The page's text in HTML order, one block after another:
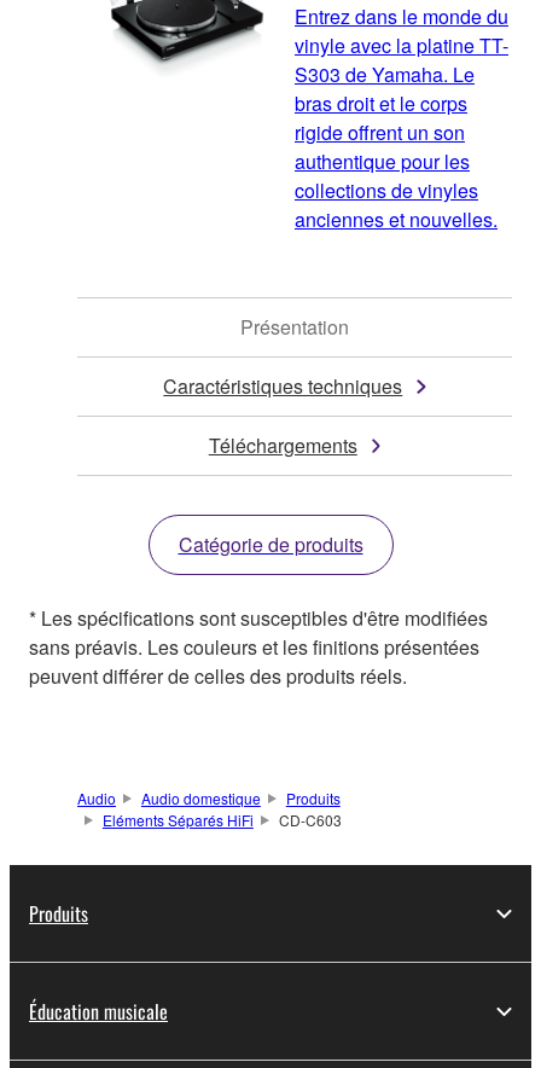
Entrez dans le monde du
vinyle avec la platine TT-
S303 de Yamaha. Le
bras droit et le corps
rigide offrent un son
authentique pour les
collections de vinyles
anciennes et nouvelles.
Présentation
Caractéristiques techniques
Téléchargements
Catégorie de produits
* Les spécifications sont susceptibles d'être modifiées
sans préavis. Les couleurs et les finitions présentées
peuvent différer de celles des produits réels.
Audio Audio domestique
Produits
Eléments Séparés HiFi
CD-C603
Produits
Éducation musicale